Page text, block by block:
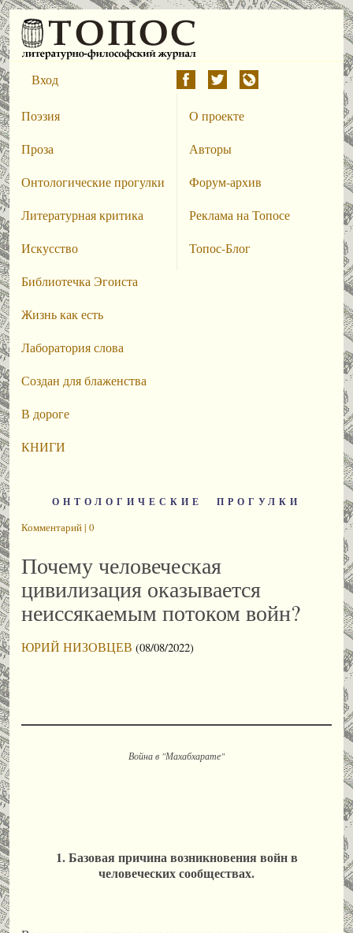
Вход
Поэзия
Проза
Онтологические прогулки
Литературная критика
Искусство
Библиотечка Эгоиста
Жизнь как есть
Лаборатория слова
Создан для блаженства
В дороге
КНИГИ
О проекте
Авторы
Форум-архив
Реклама на Топосе
Топос-Блог
ОНТОЛОГИЧЕСКИЕ ПРОГУЛКИ
Комментарий | 0
Почему человеческая
цивилизация оказывается
неиссякаемым потоком войн?
ЮРИЙ НИЗОВЦЕВ (08/08/2022)
Война в "Махабхарате"
1. Базовая причина возникновения войн в
человеческих сообществах.